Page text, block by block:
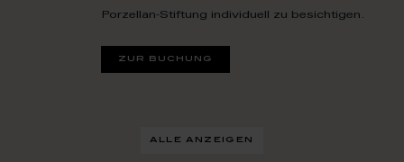
Porzellan‑Stiftung individuell zu besichtigen.
zur buchung
alle anzeigen